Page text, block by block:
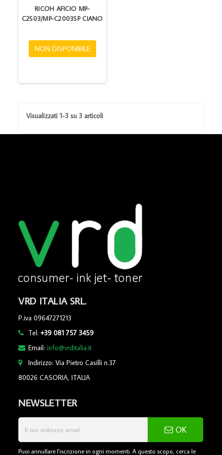
RICOH AFICIO MP-
C2503/MP-C2003SP CIANO
NON DISPONIBILE
Visualizzati 1-3 su 3 articoli
VRD ITALIA SRL.
P.iva 09647271213
Tel:+39 081 757 3459
Email:info@vrditalia.it
Indirizzo: Via Pietro Casilli n.37
80026 CASORIA, ITALIA
NEWSLETTER
OK
Puoi annullare l'iscrizione in ogni momenti. A questo scopo, cerca le